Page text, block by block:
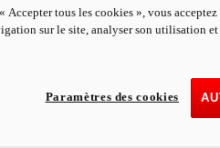
Accepter tous les cookies », vous
sur le site, analyser son utilisation
Paramètres des cookies